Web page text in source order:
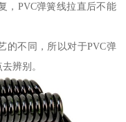
，PVC弹簧线拉直后不能
的不同，所以对于PVC弹
辨别。